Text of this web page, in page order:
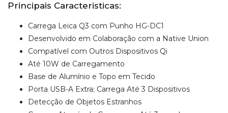
Principais Caracteristicas:
Carrega Leica Q3 com Punho HG-DC1
Desenvolvido em Colaboração com a Native Union
Compatível com Outros Dispositivos Qi
Até 10W de Carregamento
Base de Alumínio e Topo em Tecido
Porta USB-A Extra; Carrega Até 3 Dispositivos
Detecção de Objetos Estranhos